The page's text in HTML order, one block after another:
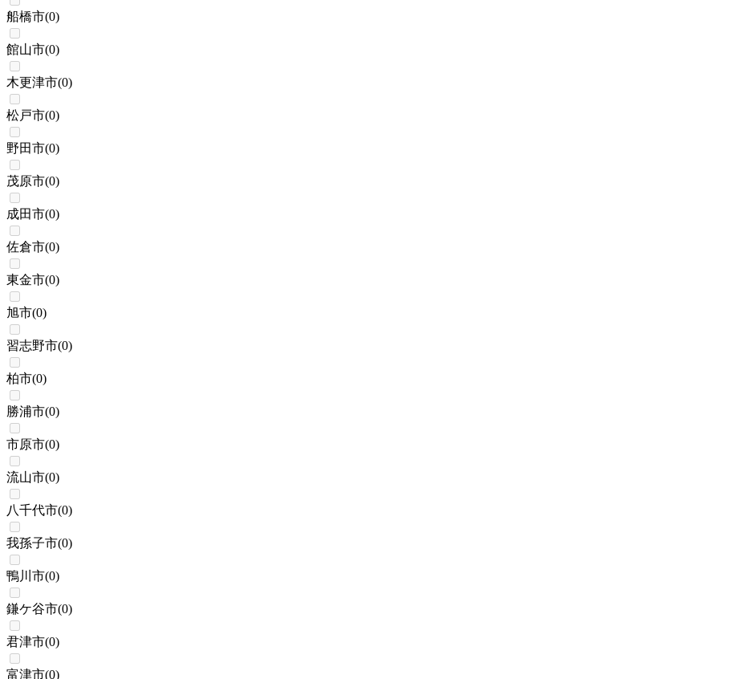
船橋市(0)
館山市(0)
木更津市(0)
松戸市(0)
野田市(0)
茂原市(0)
成田市(0)
佐倉市(0)
東金市(0)
旭市(0)
習志野市(0)
柏市(0)
勝浦市(0)
市原市(0)
流山市(0)
八千代市(0)
我孫子市(0)
鴨川市(0)
鎌ケ谷市(0)
君津市(0)
富津市(0)